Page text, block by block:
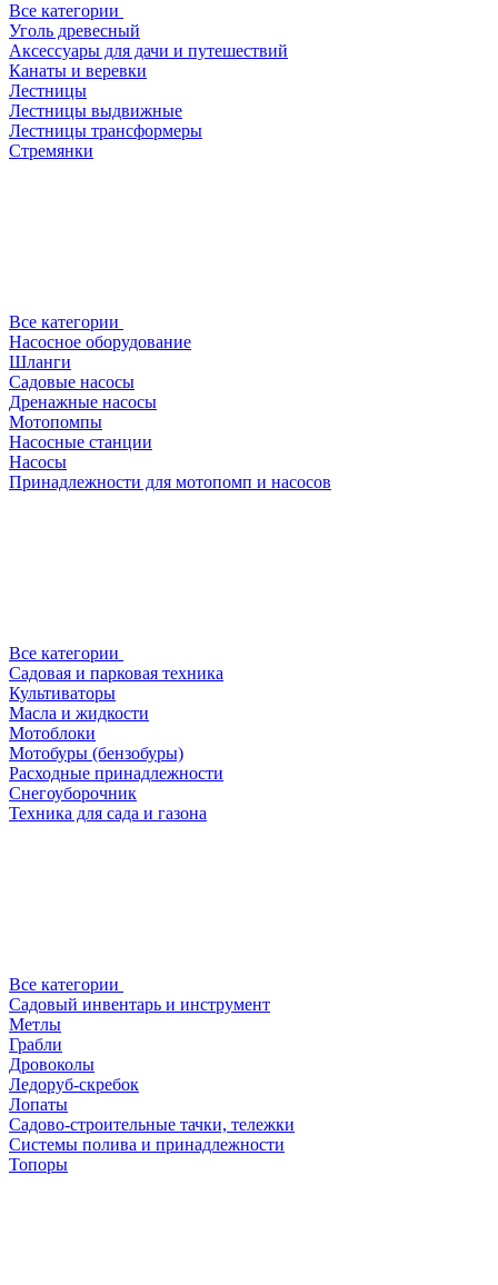
Все категории
Уголь древесный
Аксессуары для дачи и путешествий
Канаты и веревки
Лестницы
Лестницы выдвижные
Лестницы трансформеры
Стремянки
Все категории
Насосное оборудование
Шланги
Садовые насосы
Дренажные насосы
Мотопомпы
Насосные станции
Насосы
Принадлежности для мотопомп и насосов
Все категории
Садовая и парковая техника
Культиваторы
Масла и жидкости
Мотоблоки
Мотобуры (бензобуры)
Расходные принадлежности
Снегоуборочник
Техника для сада и газона
Все категории
Садовый инвентарь и инструмент
Метлы
Грабли
Дровоколы
Ледоруб-скребок
Лопаты
Садово-строительные тачки, тележки
Системы полива и принадлежности
Топоры